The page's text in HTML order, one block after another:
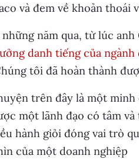
và đem về khoản thoái
năm qua, từ lúc
danh tiếng của
tôi đã hoàn thành
trên đây là một
một lãnh đạo có tâm
hành giỏi đóng vai trò
của một doanh nghiệp